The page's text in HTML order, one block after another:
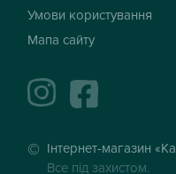
Умови користування
Мапа сайту
instagramfacebook
Інтернет-магазин
Все під захистом.